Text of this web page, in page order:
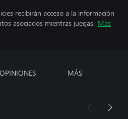
recibirán acceso a la información
asociados mientras juegas. Más
OPINIONES MÁS